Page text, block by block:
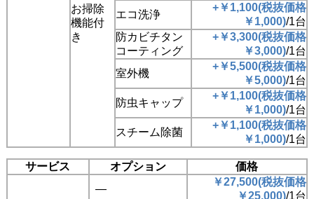
お掃除
機能付
き
エコ洗浄
+￥1,100(税抜価格
￥1,000)/1台
防カビチタン
コーティング
+￥3,300(税抜価格
￥3,000)/1台
室外機
+￥5,500(税抜価格
￥5,000)/1台
防虫キャップ
+￥1,100(税抜価格
￥1,000)/1台
スチーム除菌
+￥1,100(税抜価格
￥1,000)/1台
サービス オプション
価格
―
￥27,500(税抜価格
￥25,000)/1台